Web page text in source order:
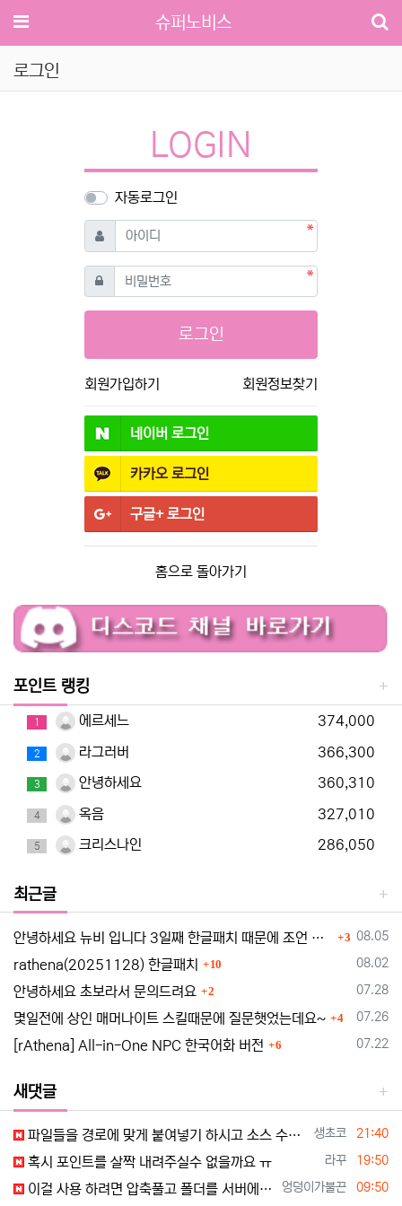
메뉴 슈퍼노비스
로그인
LOGIN
자동로그인
아이디 필수
비밀번호필수
로그인
회원가입하기 회원정보찾기
네이버 로그인
카카오로그인
구글+로그인
홈으로 돌아가기
포인트 랭킹
1 에르세느 374,000
2 라그러버 366,300
3 안녕하세요 360,310
4 옥음 327,010
5 크리스나인 286,050
최근글
등록일
08.05
안녕하세요 뉴비 입니다 3일째 한글패치 때문에 조언 드립니다
댓글
3
등록일
08.02
rathena(20251128) 한글패치 10
등록일
07.28
안녕하세요 초보라서 문의드려요 2
등록일
07.26
몇일전에 상인 매머나이트 스킬때문에 질문햇었는데요~ 4
등록일
07.22
[rAthena] All-in-One NPC 한국어화 버전 6
새댓글
등록자
생초코 등록일
21:40
파일들을 경로에 맞게 붙여넣기 하시고 소스 수정 간단하게 하는 법.txt 대로 소스수정 하시고 컴파일 하시면 됩니다 어려우시면 원격으로 도와드…
등록자
라꾸 등록일
19:50
혹시 포인트를 살짝 내려주실수 없을까요 ㅠ
등록자
엉덩이가불끈 등록일
09:50
이걸 사용 하려면 압축풀고 폴더를 서버에 붙혀 넣기 해야하나요?